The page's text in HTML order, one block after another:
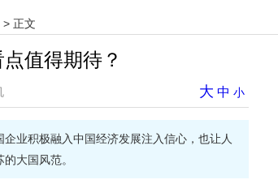
> 正文
值得期待？
大 中 小
业积极融入中国经济发展注入信心，也让人
大国风范。